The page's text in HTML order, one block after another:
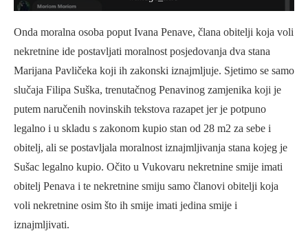
Onda moralna osoba poput Ivana Penave, člana obitelji koja voli
nekretnine ide postavljati moralnost posjedovanja dva stana
Marijana Pavličeka koji ih zakonski iznajmljuje. Sjetimo se samo
slučaja Filipa Suška, trenutačnog Penavinog zamjenika koji je
putem naručenih novinskih tekstova razapet jer je potpuno
legalno i u skladu s zakonom kupio stan od 28 m2 za sebe i
obitelj, ali se postavljala moralnost iznajmljivanja stana kojeg je
Sušac legalno kupio. Očito u Vukovaru nekretnine smije imati
obitelj Penava i te nekretnine smiju samo članovi obitelji koja
voli nekretnine osim što ih smije imati jedina smije i
iznajmljivati.